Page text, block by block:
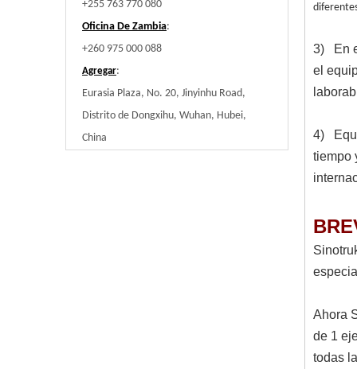
+255 763 770 080
Oficina De Zambia:
+260 975 000 088
Agregar:
Eurasia Plaza, No. 20, Jinyinhu Road,
Distrito de Dongxihu, Wuhan, Hubei,
China
3) En
el
4)
tiempo
Ahora
de 1
todas